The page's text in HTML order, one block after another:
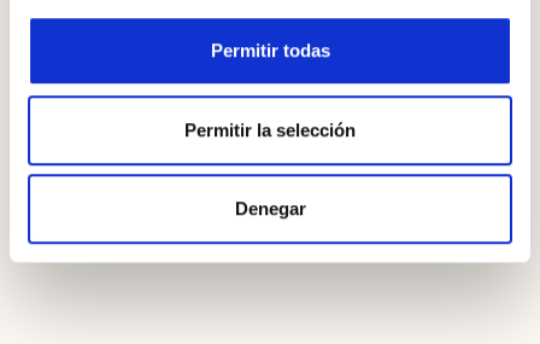
Permitir todas
Permitir la selección
Denegar